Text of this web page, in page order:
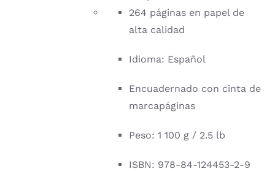
264 páginas en papel de
alta calidad
Idioma: Español
Encuadernado con cinta de
marcapáginas
Peso: 1 100 g / 2.5 lb
ISBN: 978-84-124453-2-9